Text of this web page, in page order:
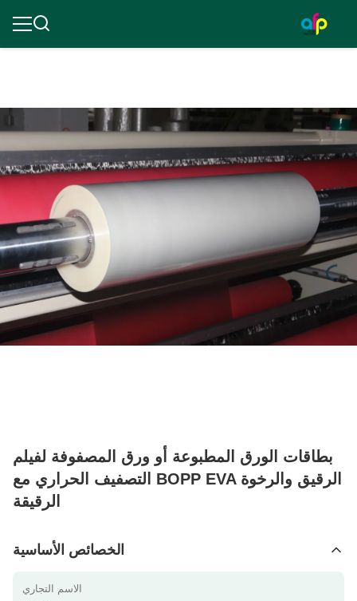
بطاقات الورق المطبوعة أو ورق المصفوفة لفيلم
التصفيف الحراري مع BOPP EVA الرقيق والرخوة
الرقيقة
الخصائص الأساسية
الاسم التجاري